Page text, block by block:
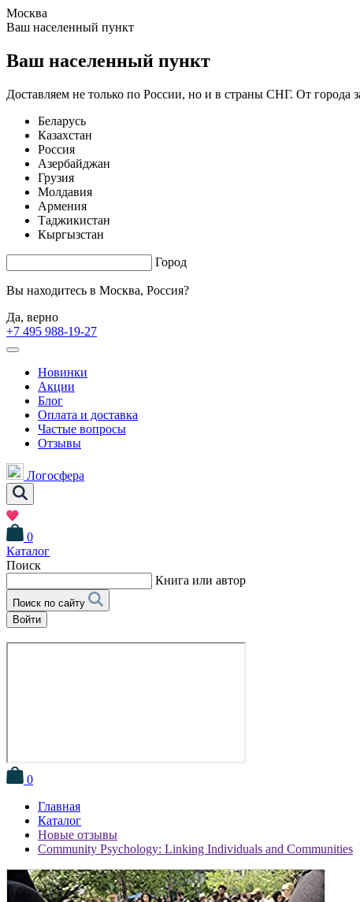
Москва
Ваш населенный пункт
Ваш населенный пункт
Доставляем не только по России, но и в страны СНГ. От города
Беларусь
Казахстан
Россия
Азербайджан
Грузия
Молдавия
Армения
Таджикистан
Кыргызстан
Город
Вы находитесь в Москва, Россия?
Да, верно
+7 495 988-19-27
Новинки
Акции
Блог
Оплата и доставка
Частые вопросы
Отзывы
Логосфера
0
Каталог
Поиск
Книга или автор
Поиск по сайту
Войти
0
Главная
Каталог
Новые отзывы
Community Psychology: Linking Individuals and Communities